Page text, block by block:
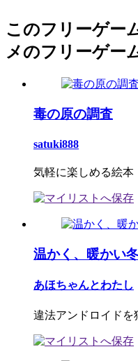
このフリーゲー
メのフリーゲー
毒の原の調査
satuki888
気軽に楽しめる絵本
温かく、暖かい
あほちゃんとわたし
違法アンドロイドを